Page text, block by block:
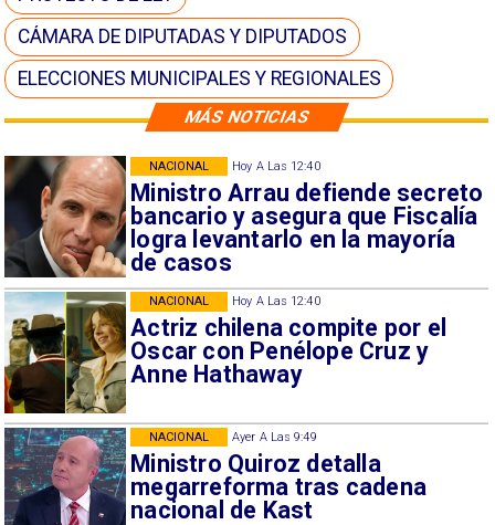
MÁS NOTICIAS
Hoy A Las 12:40
Ministro Arrau defiende secreto
bancario y asegura que Fiscalía
logra levantarlo en la mayoría
de casos
NACIONAL
Hoy A Las 12:40
Actriz chilena compite por el
Oscar con Penélope Cruz y
Anne Hathaway
NACIONAL
Ayer A Las 9:49
Ministro Quiroz detalla
megarreforma tras cadena
nacional de Kast
NACIONAL
CÁMARA DE DIPUTADAS Y DIPUTADOS
ELECCIONES MUNICIPALES Y REGIONALES